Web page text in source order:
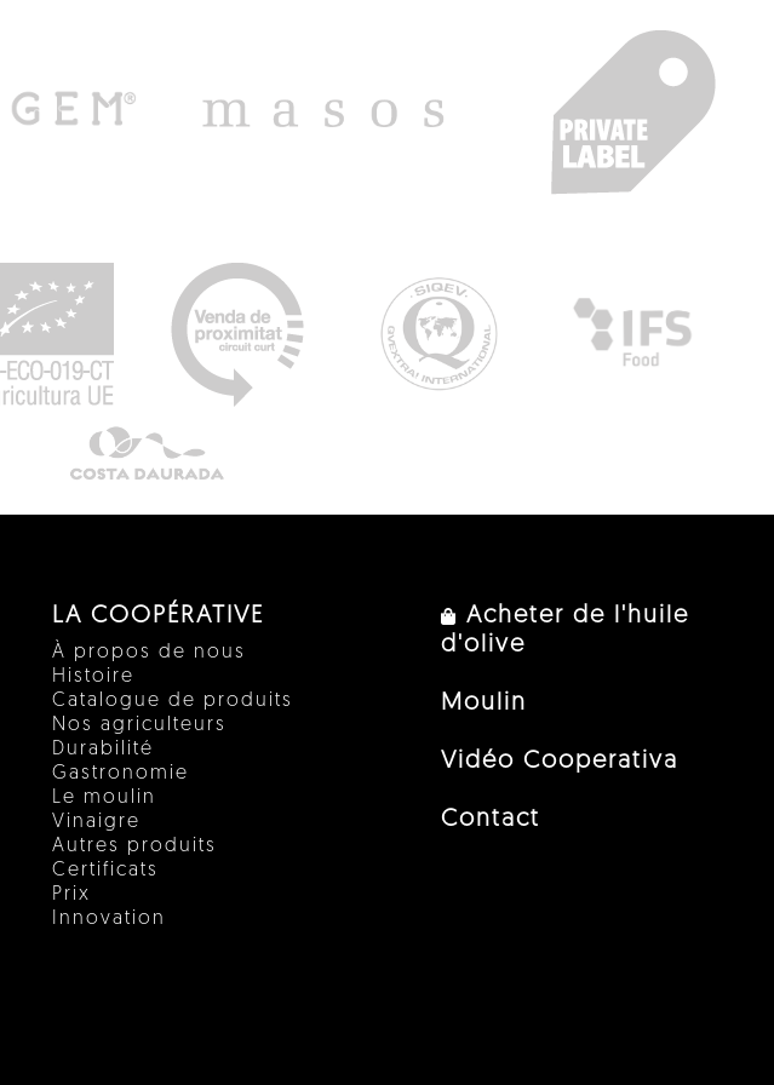
LA COOPÉRATIVE
À propos de nous
Histoire
Catalogue de produits
Nos agriculteurs
Durabilité
Gastronomie
Le moulin
Vinaigre
Autres produits
Certificats
Prix
Innovation
Acheter de l'huile
d'olive
Moulin
Vidéo Cooperativa
Contact